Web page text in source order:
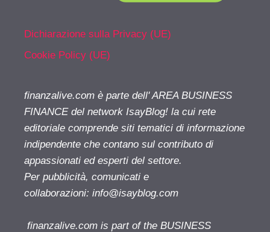
Dichiarazione sulla Privacy (UE)
Cookie Policy (UE)
finanzalive.com è parte dell' AREA BUSINESS
FINANCE del network IsayBlog! la cui rete
editoriale comprende siti tematici di informazione
indipendente che contano sul contributo di
appassionati ed esperti del settore.
Per pubblicità, comunicati e
collaborazioni: info@isayblog.com
finanzalive.com is part of the BUSINESS